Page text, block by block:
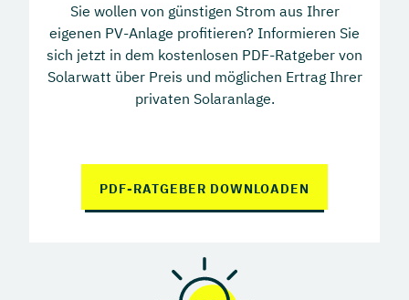
o Maximaler jährlicher Leistungsabfall
von 0,345 % (Jahr 2–29)
o Mindestens 90 % garantierte Leistung
nach 30 Jahren
Kostenübernahme für
auf Stromspeicher (Battery vision) und
Wechselrichter (Inverter vision)
Sie wollen von günstigen Strom aus Ihrer
eigenen PV-Anlage profitieren? Informieren Sie
sich jetzt in dem kostenlosen PDF-Ratgeber von
Solarwatt über Preis und möglichen Ertrag Ihrer
privaten Solaranlage.
PDF-RATGEBER DOWNLOADEN